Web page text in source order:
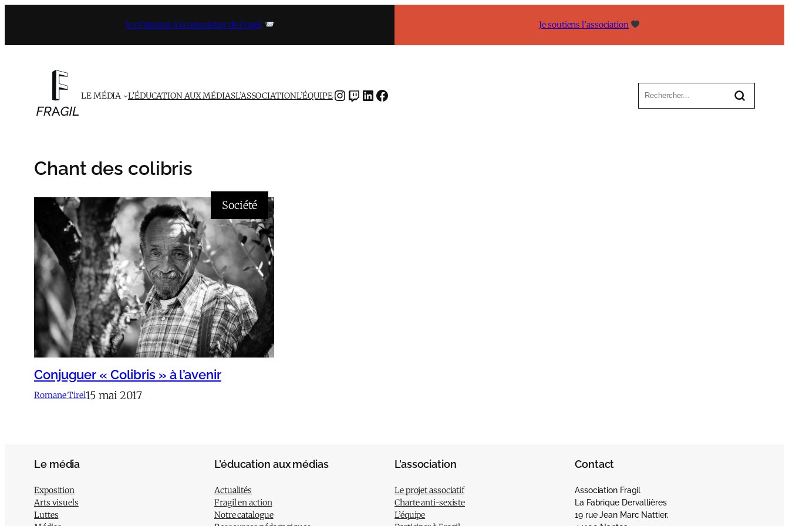
contenu
Je m’abonne à la newsletter de Fragil Je soutiens l’association
LE MÉDIA L’ÉDUCATION AUX MÉDIASL’ASSOCIATIONL’ÉQUIPEINSTAGRAMTWITCH LINKEDIN FACEBOOK
Chant des colibris
Société
Conjuguer « Colibris » à l’avenir
Romane Tirel15 mai 2017
Le média
Exposition
Arts visuels
Luttes
L’éducation aux médias
Actualités
Fragil en action
Notre catalogue
L’association
Le projet associatif
Charte anti-sexiste
L’équipe
Contact
Association Fragil
La Fabrique Dervallières
19 rue Jean Marc Nattier,